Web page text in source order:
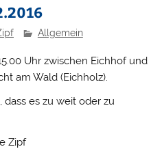
Allgemein
Uhr zwischen Eichhof und
am Wald (Eichholz).
es zu weit oder zu
Zipf